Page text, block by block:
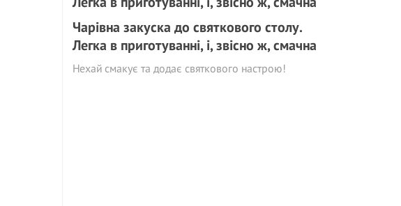
Чарівна закуска до святкового столу.
Легка в приготуванні, і, звісно ж, смачна
Нехай смакує та додає святкового настрою!